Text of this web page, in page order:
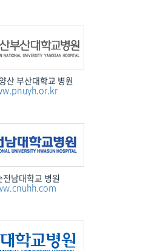
양산 부산대학교 병원
전남대학교 병원